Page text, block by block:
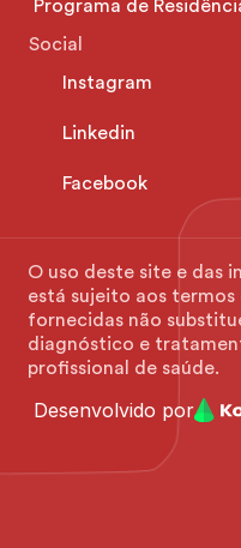
Programa de
Social
Instagram
Linkedin
Facebook
O uso deste site e das
está sujeito aos termos
fornecidas não
diagnóstico e
profissional de saúde.
Desenvolvido por